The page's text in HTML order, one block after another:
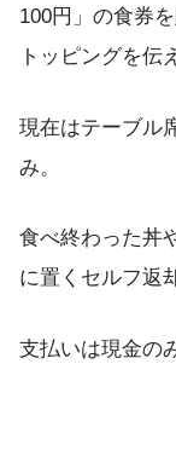
100円」の食券
トッピングを伝
現在はテーブル
み。
食べ終わった丼
に置くセルフ返
支払いは現金の